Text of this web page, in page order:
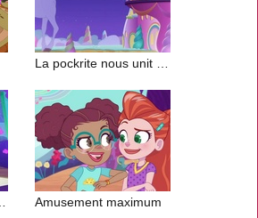
Amusement maximum